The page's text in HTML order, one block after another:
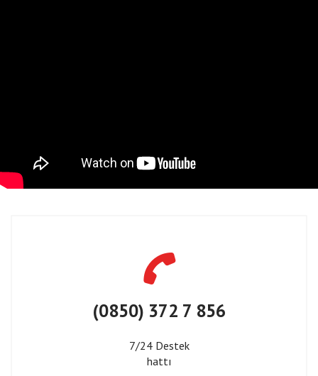
(0850) 372 7 856
7/24 Destek
hattı